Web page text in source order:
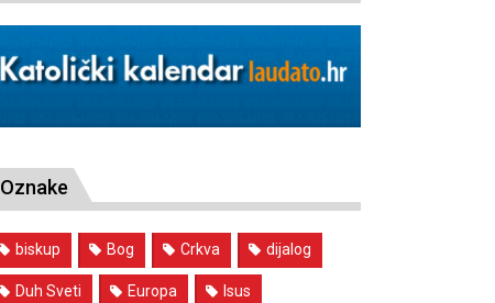
Oznake
biskup Bog Crkva dijalog
Duh Sveti Europa Isus